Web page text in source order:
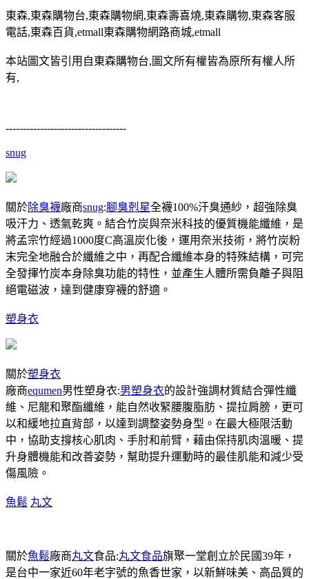
東森,東森購物台,東森購物網,東森壽喜燒,東森購物,東森客服
電話,東森百貨,etmall東森購物網路商城,etmall
本站圖文皆引用自東森購物台,圖文所有權皆為原所有權人所
有,
-----------------------------------
snug
關於除臭襪廠商snug:腳臭剋星全襪100%汗臭通紗，超強除臭
吸汗力、透氣乾爽。結合竹炭與奈米科技的優質機能纖維，是
將孟宗竹經過1000度C高溫炭化後，運用奈米技術，將竹炭粉
末完全地融合於纖維之中，再配合纖維本身的特殊結構，可完
全發揮竹炭本身除臭功能的特性，並產生人體所需負離子與阻
絕電磁波，達到健康穿襪的舒適。
塑身衣
關於塑身衣
廠商equmen男性塑身衣:男塑身衣的設計強調材質結合彈性纖
維、尼龍和聚酯纖維，能自然收緊腰腹脂肪、提拉肩膀，更可
以和緩地拉直背部，以達到調整姿勢身型。在最大極限活動
中，協助支撐核心肌肉、手肘和前臂，藉由保持肌肉溫暖、提
升身體機能和改善姿勢，幫助提升運動時的最佳肌能和減少受
傷風險。
魚鬆 丸文
關於魚鬆廠商丸文食品:丸文食品旗聚一堂創立於民國39年，
是台中一家近60年老字號的魚香世家，以新鮮味美、高品質的